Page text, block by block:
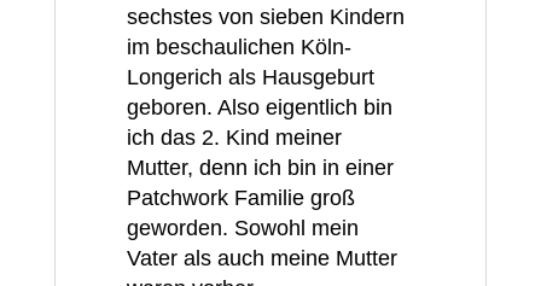
sechstes von sieben Kindern
im beschaulichen Köln-
Longerich als Hausgeburt
geboren. Also eigentlich bin
ich das 2. Kind meiner
Mutter, denn ich bin in einer
Patchwork Familie groß
geworden. Sowohl mein
Vater als auch meine Mutter